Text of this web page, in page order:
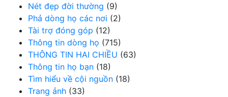
Nét đẹp đời thường (9)
Phả dòng họ các nơi (2)
Tài trợ đóng góp (12)
Thông tin dòng họ (715)
THÔNG TIN HAI CHIỀU (63)
Thông tin họ bạn (18)
Tìm hiểu về cội nguồn (18)
Trang ảnh (33)